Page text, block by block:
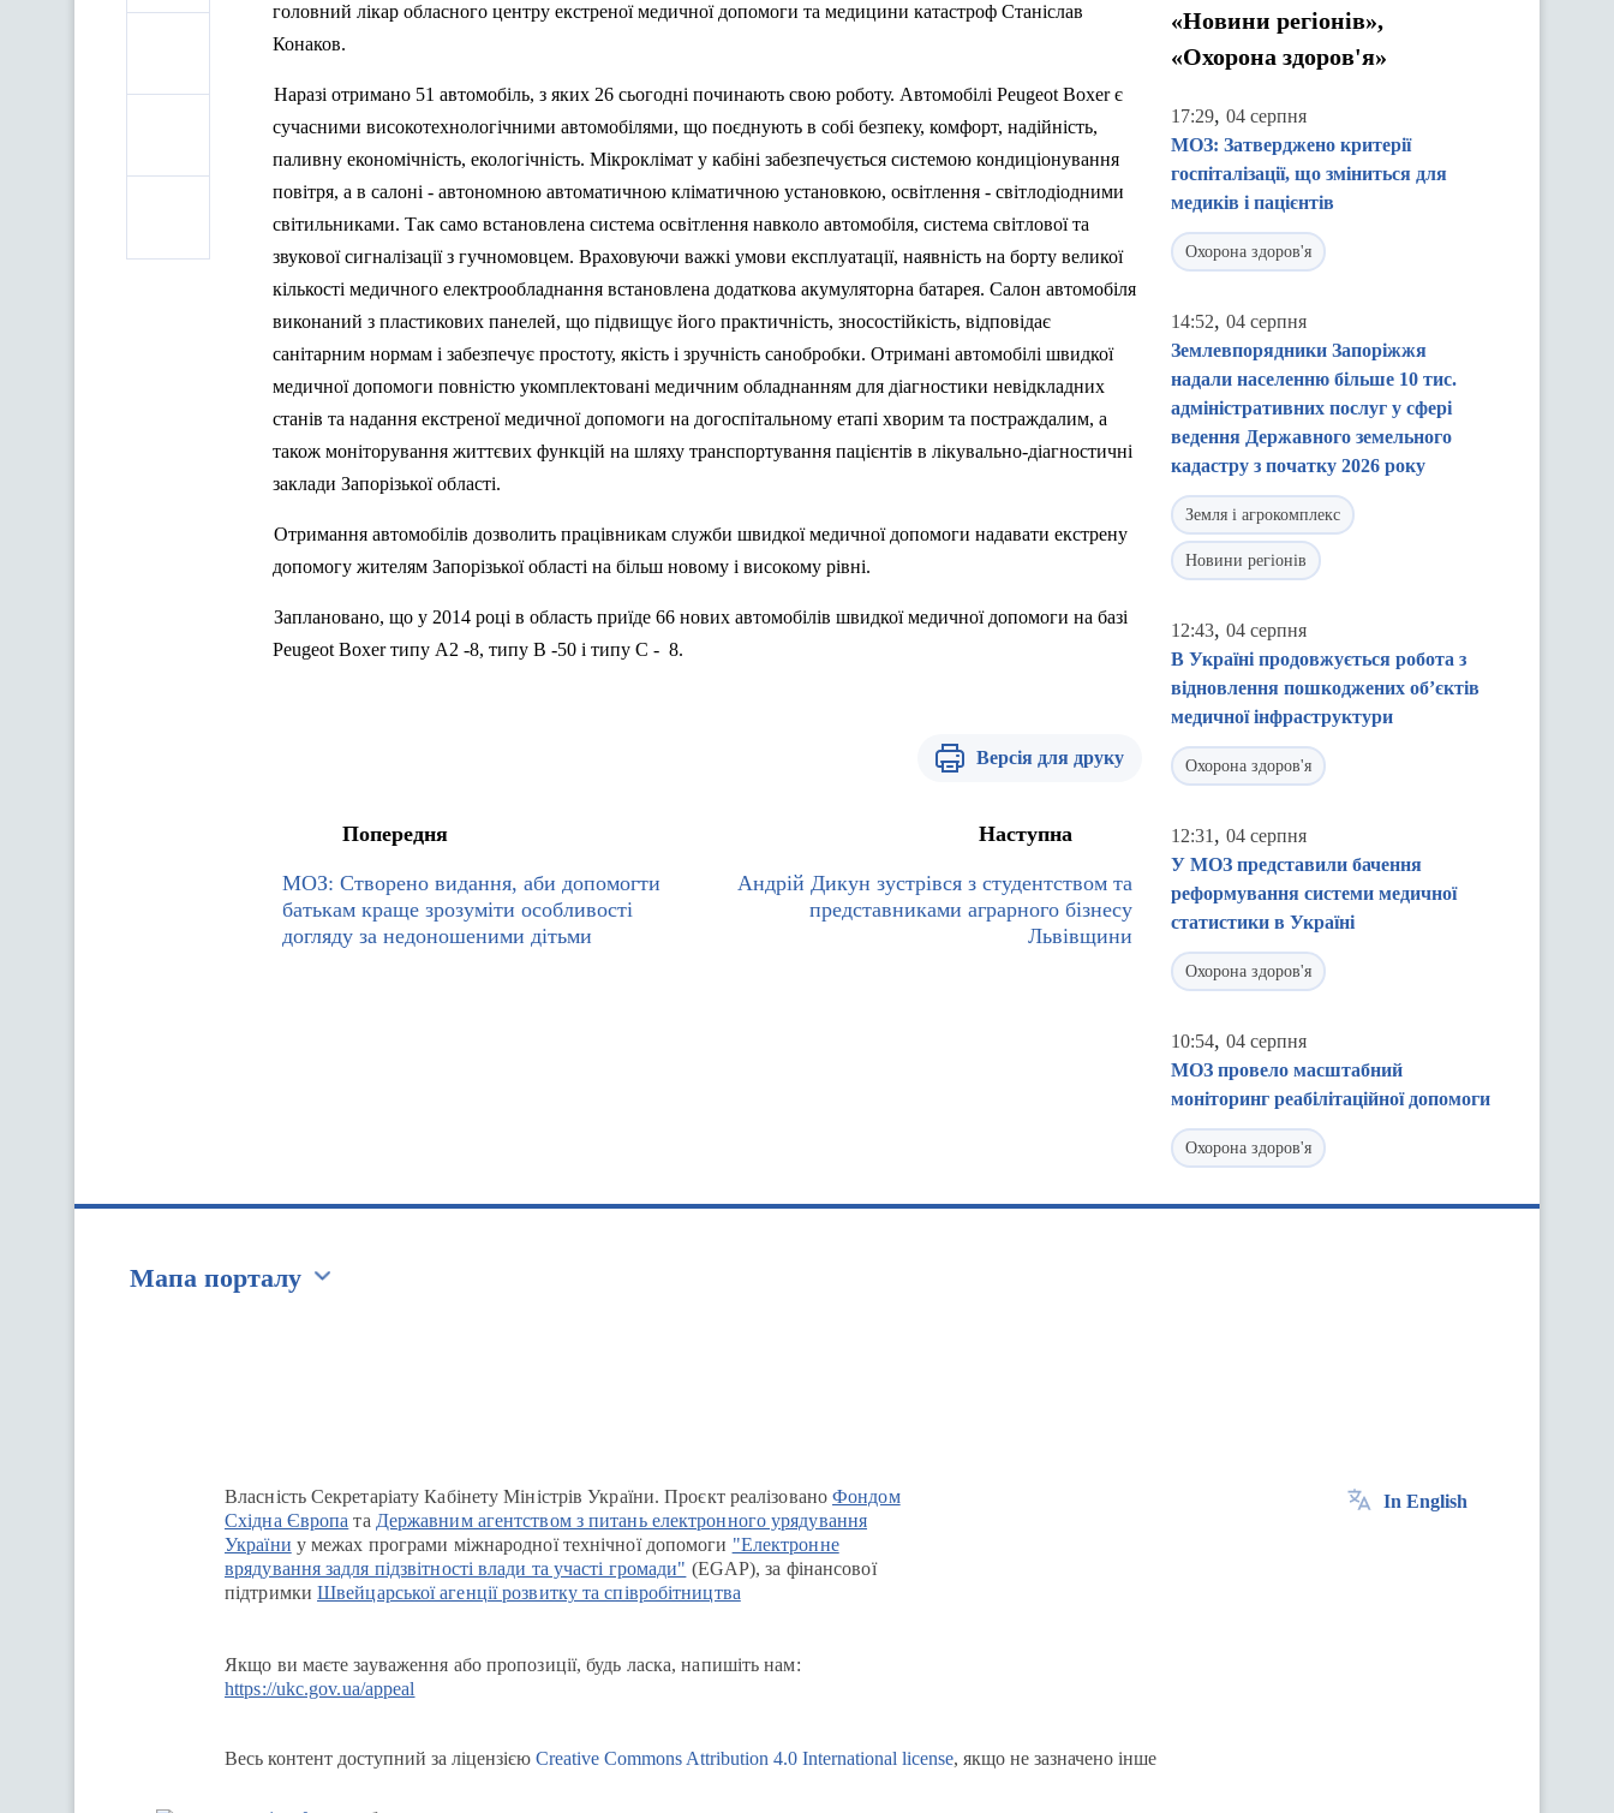
головний лікар обласного центру екстреної медичної допомоги та медицини катастроф Станіслав
Конаков.
Наразі отримано 51 автомобіль, з яких 26 сьогодні починають свою роботу. Автомобілі Peugeot Boxer є
сучасними високотехнологічними автомобілями, що поєднують в собі безпеку, комфорт, надійність,
паливну економічність, екологічність. Мікроклімат у кабіні забезпечується системою кондиціонування
повітря, а в салоні - автономною автоматичною кліматичною установкою, освітлення - світлодіодними
світильниками. Так само встановлена система освітлення навколо автомобіля, система світлової та
звукової сигналізації з гучномовцем. Враховуючи важкі умови експлуатації, наявність на борту великої
кількості медичного електрообладнання встановлена додаткова акумуляторна батарея. Салон автомобіля
виконаний з пластикових панелей, що підвищує його практичність, зносостійкість, відповідає
санітарним нормам і забезпечує простоту, якість і зручність санобробки. Отримані автомобілі швидкої
медичної допомоги повністю укомплектовані медичним обладнанням для діагностики невідкладних
станів та надання екстреної медичної допомоги на догоспітальному етапі хворим та постраждалим, а
також моніторування життєвих функцій на шляху транспортування пацієнтів в лікувально-діагностичні
заклади Запорізької області.
Отримання автомобілів дозволить працівникам служби швидкої медичної допомоги надавати екстрену
допомогу жителям Запорізької області на більш новому і високому рівні.
Заплановано, що у 2014 році в область приїде 66 нових автомобілів швидкої медичної допомоги на базі
Peugeot Boxer типу А2 -8, типу В -50 і типу С - 8.
Версія для друку
Попередня
МОЗ: Створено видання, аби допомогти
батькам краще зрозуміти особливості
догляду за недоношеними дітьми
Наступна
Андрій Дикун зустрівся з студентством та
представниками аграрного бізнесу
Львівщини
«Новини регіонів»,
«Охорона здоров'я»
17:29, 04 серпня
МОЗ: Затверджено критерії
госпіталізації, що зміниться для
медиків і пацієнтів
Охорона здоров'я
14:52, 04 серпня
Землевпорядники Запоріжжя
надали населенню більше 10 тис.
адміністративних послуг у сфері
ведення Державного земельного
кадастру з початку 2026 року
Земля і агрокомплекс
Новини регіонів
12:43, 04 серпня
В Україні продовжується робота з
відновлення пошкоджених об’єктів
медичної інфраструктури
Охорона здоров'я
12:31 , 04 серпня
У МОЗ представили бачення
реформування системи медичної
статистики в Україні
Охорона здоров'я
10:54, 04 серпня
МОЗ провело масштабний
моніторинг реабілітаційної допомоги
Охорона здоров'я
Мапа порталу
Власність Секретаріату Кабінету Міністрів України. Проєкт реалізованоФондом
Східна Європа та Державним агентством з питань електронного урядування
України у межах програми міжнародної технічної допомоги "Електронне
врядування задля підзвітності влади та участі громади" (EGAP), за фінансової
підтримки Швейцарської агенції розвитку та співробітництва
Якщо ви маєте зауваження або пропозиції, будь ласка, напишіть нам:
https://ukc.gov.ua/appeal
In English
Весь контент доступний за ліцензією Creative Commons Attribution 4.0 International license, якщо не зазначено інше